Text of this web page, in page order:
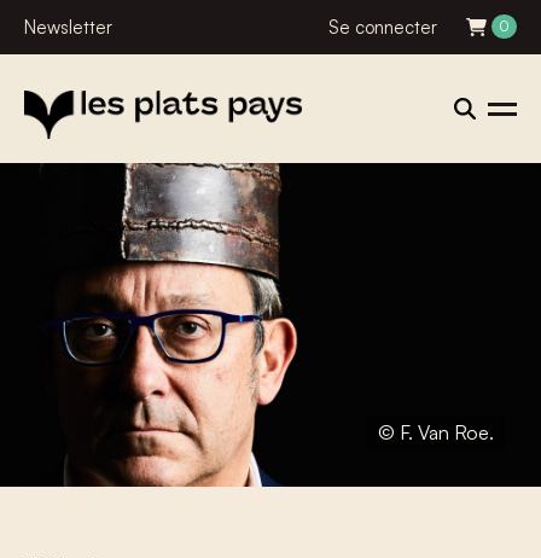
Newsletter Se connecter 0
© F. Van Roe.